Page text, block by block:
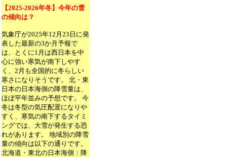
【2025-2026年冬】今年の雪
の傾向は？
気象庁が2025年12月23日に発
表した最新の3か月予報で
は、とくに1月は西日本を中
心に強い寒気が南下しやす
く、2月も全国的に冬らしい
寒さになりそうです。 北・東
日本の日本海側の降雪量は、
ほぼ平年並みの予想です。 今
冬は冬型の気圧配置になりや
すく、寒気の南下するタイミ
ングでは、大雪が発生する恐
れがあります。 地域別の降雪
量の傾向は以下の通りです。
北海道・東北の日本海側：降